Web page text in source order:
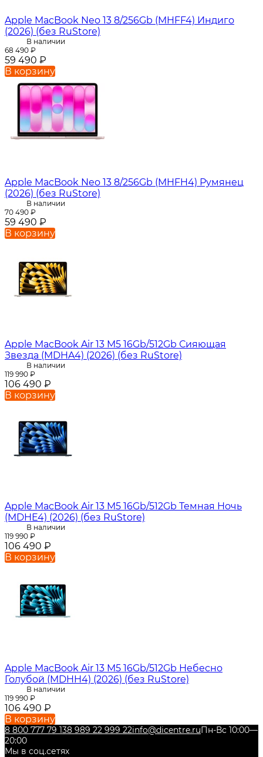
Apple MacBook Neo 13 8/256Gb (MHFF4) Индиго
(2026) (без RuStore)
В наличии
68 490 ₽
59 490 ₽
В корзину
Apple MacBook Neo 13 8/256Gb (MHFH4) Румянец
(2026) (без RuStore)
В наличии
70 490 ₽
59 490 ₽
В корзину
Apple MacBook Air 13 M5 16Gb/512Gb Сияющая
Звезда (MDHA4) (2026) (без RuStore)
В наличии
119 990 ₽
106 490 ₽
В корзину
Apple MacBook Air 13 M5 16Gb/512Gb Темная Ночь
(MDHE4) (2026) (без RuStore)
В наличии
119 990 ₽
106 490 ₽
В корзину
Apple MacBook Air 13 M5 16Gb/512Gb Небесно
Голубой (MDHH4) (2026) (без RuStore)
В наличии
119 990 ₽
106 490 ₽
В корзину
8 800 777 79 138 989 22 999 22info@dicentre.ruПн-Вс 10:00—
20:00
Мы в соц.сетях